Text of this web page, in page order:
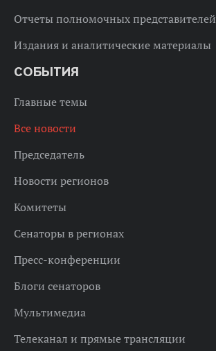
Отчеты полномочных представителей
Издания и аналитические материалы
СОБЫТИЯ
Главные темы
Все новости
Председатель
Новости регионов
Комитеты
Сенаторы в регионах
Пресс-конференции
Блоги сенаторов
Мультимедиа
Телеканал и прямые трансляции